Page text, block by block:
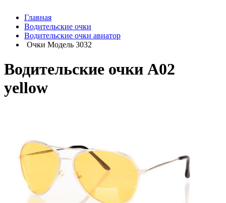
Главная
Водительские очки
Водительские очки авиатор
Очки Модель 3032
Водительские очки A02
yellow